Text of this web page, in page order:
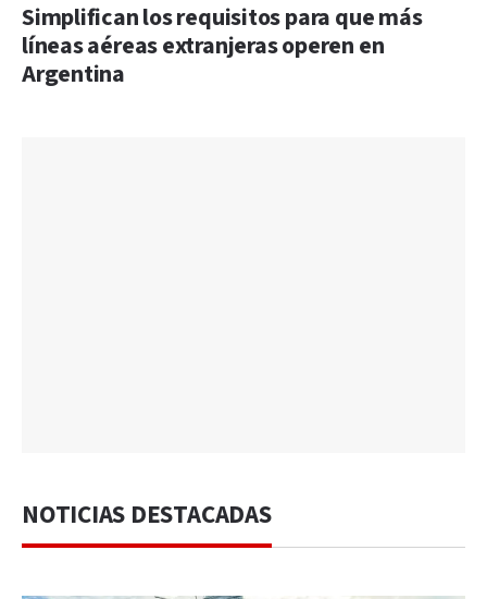
Simplifican los requisitos para que más
líneas aéreas extranjeras operen en
Argentina
NOTICIAS DESTACADAS